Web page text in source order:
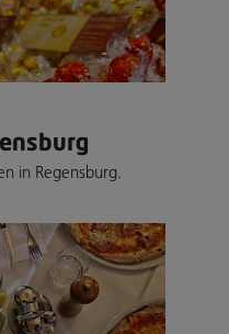
in Regensburg.